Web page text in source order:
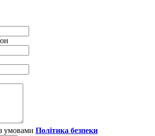
умовами Політика безпеки